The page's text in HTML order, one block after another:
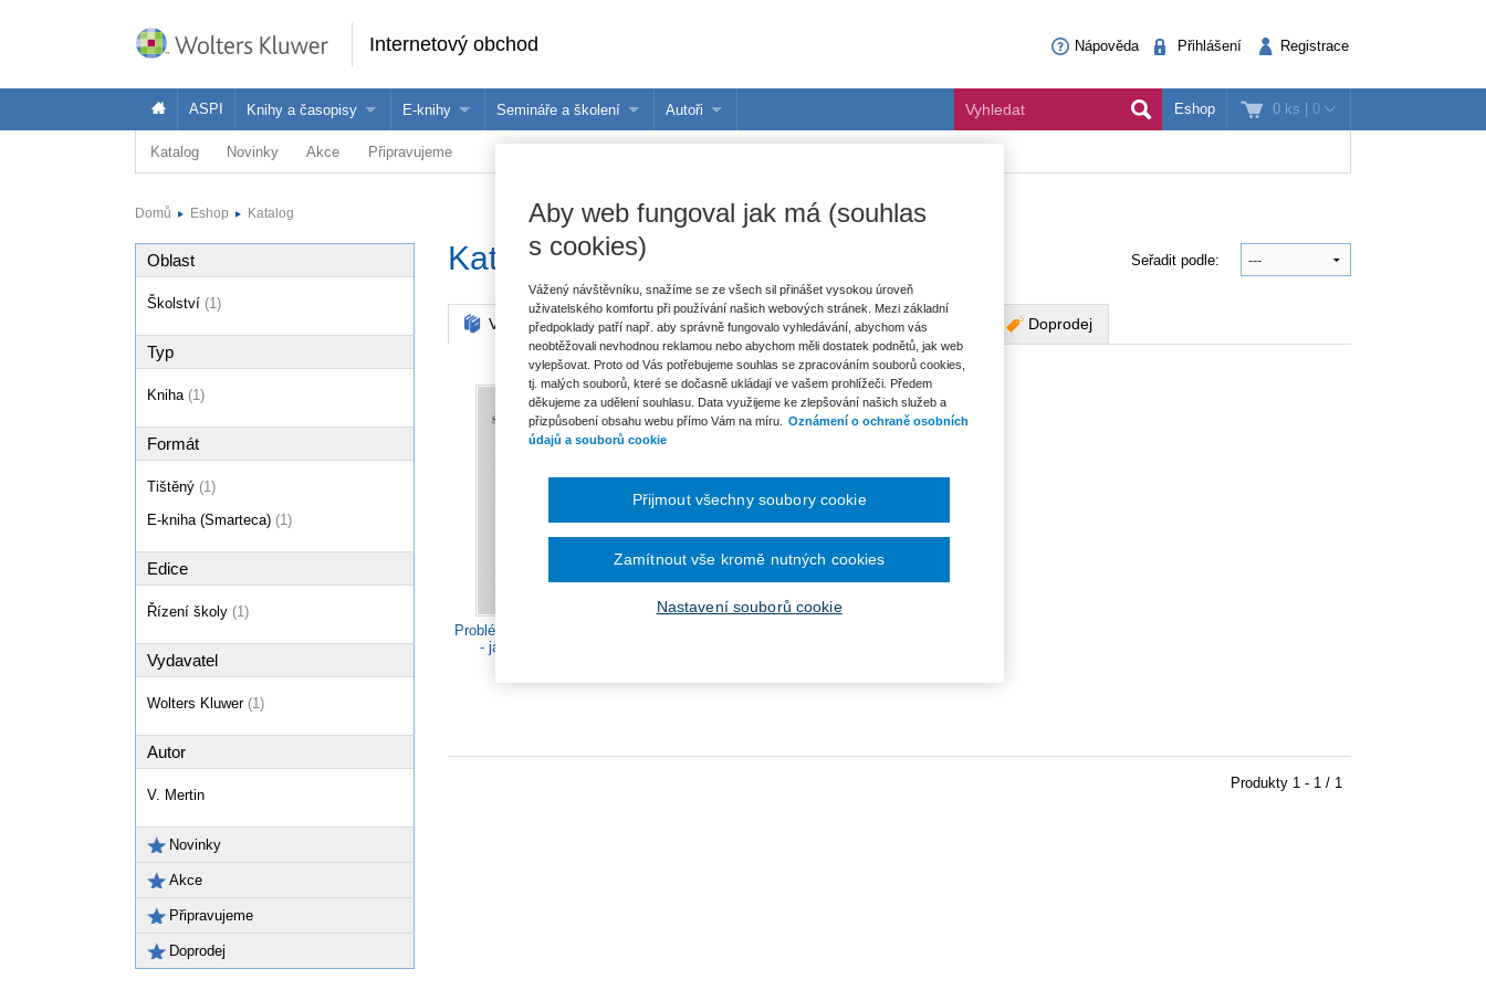
Internetový obchod Nápověda Přihlášení Registrace
0 ks | 0
ASPI Knihy a časopisy
Knihy
E-knihy
Jak na naše e-knihy?
Semináře a školení Autoři Eshop
Katalog Novinky Akce Připravujeme
Domů Eshop Katalog
Katalog Seřadit podle:
Všechny produkty Akce Novinky Připravujeme Doprodej
Problémy s chováním ve škole
- jak na ně (Individuální
Produkty 1 - 1 / 1
Oblast
Školství (1)
Typ
Kniha (1)
Formát
Tištěný (1)
E-kniha (Smarteca) (1)
Edice
Řízení školy (1)
Vydavatel
Wolters Kluwer (1)
Autor
V. Mertin
Novinky
Akce
Připravujeme
Doprodej
Aby web fungoval jak má (souhlas
s cookies)
Vážený návštěvníku, snažíme se ze všech sil přinášet vysokou úroveň
uživatelského komfortu při používání našich webových stránek. Mezi základní
předpoklady patří např. aby správně fungovalo vyhledávání, abychom vás
neobtěžovali nevhodnou reklamou nebo abychom měli dostatek podnětů, jak web
vylepšovat. Proto od Vás potřebujeme souhlas se zpracováním souborů cookies,
tj. malých souborů, které se dočasně ukládají ve vašem prohlížeči. Předem
děkujeme za udělení souhlasu. Data využijeme ke zlepšování našich služeb a
přizpůsobení obsahu webu přímo Vám na míru.
Oznámení o ochraně osobních
údajů a souborů cookie
Nastavení souborů cookie
Zamítnout vše kromě nutných cookies
Přijmout všechny soubory cookie